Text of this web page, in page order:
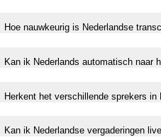
Hoe nauwkeurig is Nederlandse
Kan ik Nederlands automatisch naar
Herkent het verschillende sprekers in
Kan ik Nederlandse vergaderingen